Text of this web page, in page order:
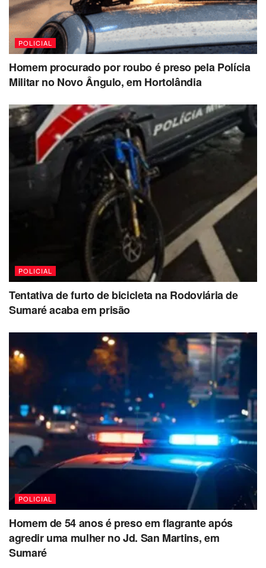
POLICIAL
Homem procurado por roubo é preso pela Polícia
Militar no Novo Ângulo, em Hortolândia
POLICIAL
Tentativa de furto de bicicleta na Rodoviária de
Sumaré acaba em prisão
POLICIAL
Homem de 54 anos é preso em flagrante após
agredir uma mulher no Jd. San Martins, em
Sumaré